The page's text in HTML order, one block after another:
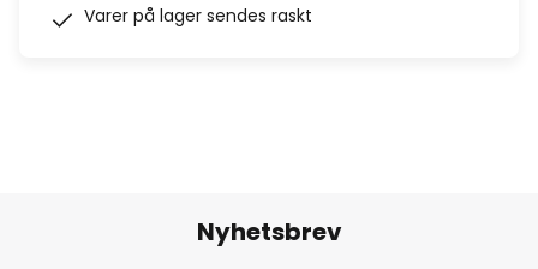
Varer på lager sendes raskt
Nyhetsbrev